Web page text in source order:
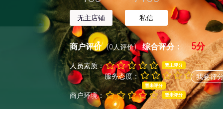
无主店铺 私信
商户评价 (0人评价)综合评分： 5分
人员素质： 暂未评分
服务态度：
暂未评分
商户环境： 暂未评分
我要评